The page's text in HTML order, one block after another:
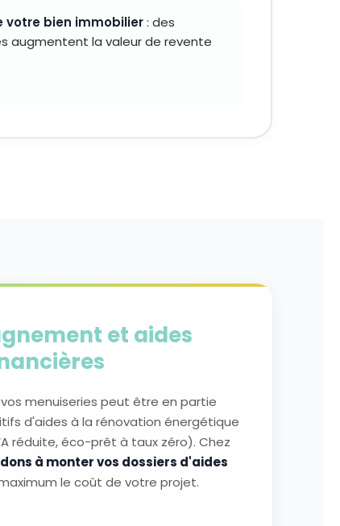
votre bien immobilier: des
augmentent la valeur de revente
et aides
menuiseries peut être en partie
d'aides à la rénovation énergétique
réduite, éco-prêt à taux zéro). Chez
à monter vos dossiers d'aides
le coût de votre projet.